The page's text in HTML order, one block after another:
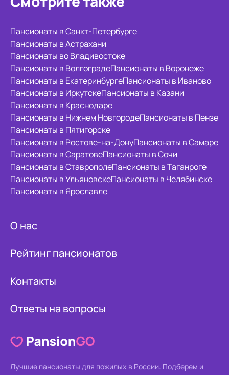
Пансионаты в Санкт-Петербурге
Пансионаты в Астрахани
Пансионаты во Владивостоке
Пансионаты в ВолгоградеПансионаты в Воронеже
Пансионаты в ЕкатеринбургеПансионаты в Иваново
Пансионаты в ИркутскеПансионаты в Казани
Пансионаты в Краснодаре
Пансионаты в Нижнем НовгородеПансионаты в Пензе
Пансионаты в Пятигорске
Пансионаты в Ростове-на-ДонуПансионаты в Самаре
Пансионаты в СаратовеПансионаты в Сочи
Пансионаты в СтаврополеПансионаты в Таганроге
Пансионаты в УльяновскеПансионаты в Челябинске
Пансионаты в Ярославле
О нас
Рейтинг пансионатов
Контакты
Ответы на вопросы
Лучшие пансионаты для пожилых в России. Подберем и